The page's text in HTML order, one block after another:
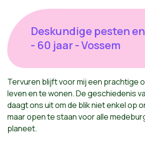
Deskundige pesten
- 60 jaar - Vossem
Tervuren blijft voor mij een prachtige
leven en te wonen. De geschiedenis
daagt ons uit om de blik niet enkel op
maar open te staan voor alle
planeet.